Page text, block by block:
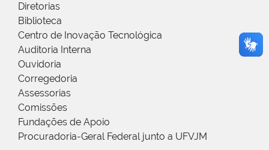
Diretorias
Biblioteca
Centro de Inovação Tecnológica
Auditoria Interna
Ouvidoria
Corregedoria
Assessorias
Comissões
Fundações de Apoio
Procuradoria-Geral Federal junto a UFVJM